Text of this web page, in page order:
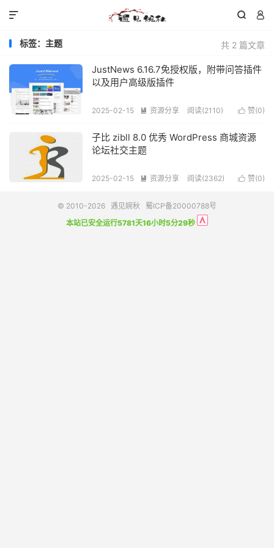
 

共 2 篇文章
标签：主题
JustNews 6.16.7免授权版，附带问答插件
以及用户高级版插件
 赞(0)
2025-02-15  资源分享 阅读(2110)
子比 zibll 8.0 优秀 WordPress 商城资源
论坛社交主题
 赞(0)
2025-02-15  资源分享 阅读(2362)
© 2010-2026 遇见婉秋
蜀ICP备20000788号
本站已安全运行5781天16小时5分29秒